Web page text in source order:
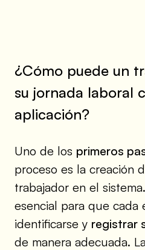
¿Cómo puede un
su jornada laboral
aplicación?
Uno de los primeros
proceso es la creación
trabajador en el
esencial para que cada
identificarse y registrar
de manera adecuada.